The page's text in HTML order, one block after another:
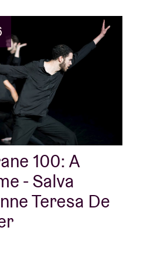
en deviennent
centenaire de Coltrane, en
à son héritage à
de danse, de
de rencontres avec des
100: A
- Salva
Teresa De